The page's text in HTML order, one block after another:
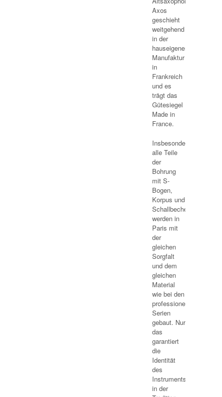
Axos
geschieht
weitgehend
in der
hauseigenen
Manufaktur
in
Frankreich
und es
trägt das
Gütesiegel
Made in
France.
Insbesondere
alle Teile
der
Bohrung
mit S-
Bogen,
Korpus und
Schallbecher
werden in
Paris mit
der
gleichen
Sorgfalt
und dem
gleichen
Material
wie bei den
professionellen
Serien
gebaut. Nur
das
garantiert
die
Identität
des
Instruments
in der